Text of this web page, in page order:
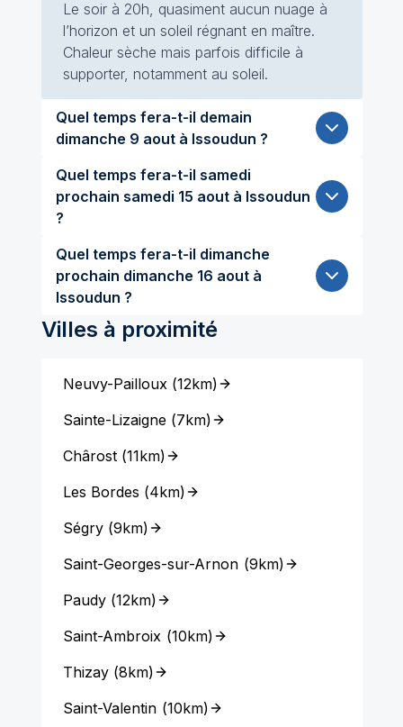
Le soir à 20h, quasiment aucun nuage à
l’horizon et un soleil régnant en maître.
Chaleur sèche mais parfois difficile à
supporter, notamment au soleil.
Quel temps fera-t-il demain
dimanche 9 aout à Issoudun ?
Quel temps fera-t-il samedi
prochain samedi 15 aout à Issoudun
?
Quel temps fera-t-il dimanche
prochain dimanche 16 aout à
Issoudun ?
Villes à proximité
Neuvy-Pailloux(12km)
Sainte-Lizaigne(7km)
Chârost(11km)
Les Bordes (4km)
Ségry(9km)
Saint-Georges-sur-Arnon (9km)
Paudy(12km)
Saint-Ambroix (10km)
Thizay(8km)
Saint-Valentin (10km)